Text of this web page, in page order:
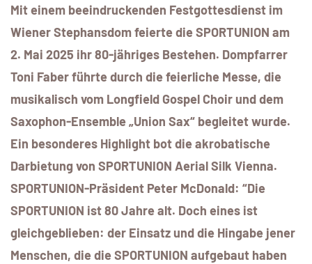
Mit einem beeindruckenden Festgottesdienst im
Wiener Stephansdom feierte die SPORTUNION am
2. Mai 2025 ihr 80-jähriges Bestehen. Dompfarrer
Toni Faber führte durch die feierliche Messe, die
musikalisch vom Longfield Gospel Choir und dem
Saxophon-Ensemble „Union Sax“ begleitet wurde.
Ein besonderes Highlight bot die akrobatische
Darbietung von SPORTUNION Aerial Silk Vienna.
SPORTUNION-Präsident Peter McDonald: “Die
SPORTUNION ist 80 Jahre alt. Doch eines ist
gleichgeblieben: der Einsatz und die Hingabe jener
Menschen, die die SPORTUNION aufgebaut haben